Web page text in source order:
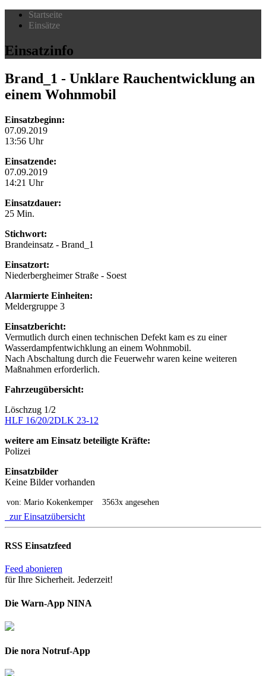
Startseite
Einsätze
Einsatzinfo
Brand_1 - Unklare Rauchentwicklung an
einem Wohnmobil
Einsatzbeginn:
07.09.2019
13:56 Uhr
Einsatzende:
07.09.2019
14:21 Uhr
Einsatzdauer:
25 Min.
Stichwort:
Brandeinsatz - Brand_1
Einsatzort:
Niederbergheimer Straße - Soest
Alarmierte Einheiten:
Meldergruppe 3
Einsatzbericht:
Vermutlich durch einen technischen Defekt kam es zu einer
Wasserdampfentwichklung an einem Wohnmobil.
Nach Abschaltung durch die Feuerwehr waren keine weiteren
Maßnahmen erforderlich.
Fahrzeugübersicht:
Löschzug 1/2
HLF 16/20/2DLK 23-12
weitere am Einsatz beteiligte Kräfte:
Polizei
Einsatzbilder
Keine Bilder vorhanden
von: Mario Kokenkemper 3563x angesehen
zur Einsatzübersicht
RSS Einsatzfeed
Feed abonieren
für Ihre Sicherheit. Jederzeit!
Die Warn-App NINA
Die nora Notruf-App